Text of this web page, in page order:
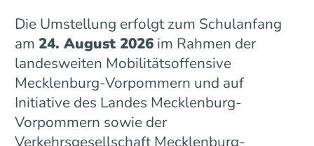
Die Umstellung erfolgt zum Schulanfang
am 24. August 2026im Rahmen der
landesweiten Mobilitätsoffensive
Mecklenburg-Vorpommern und auf
Initiative des Landes Mecklenburg-
Vorpommern sowie der
Verkehrsgesellschaft Mecklenburg-